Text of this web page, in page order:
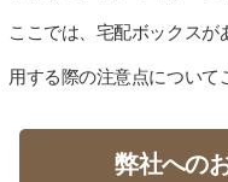
ここでは、宅配ボックス
用する際の注意点について
弊社への